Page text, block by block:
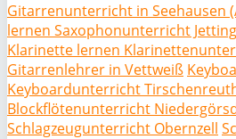
Gitarrenunterricht in Seehausen
lernen Saxophonunterricht
Klarinette lernen
Gitarrenlehrer in Vettweiß
Keyboardunterricht
Blockflötenunterricht
Schlagzeugunterricht Obernzell